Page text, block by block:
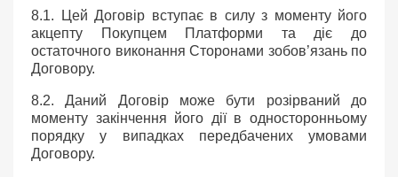
8.1. Цей Договір вступає в силу з моменту його
акцепту Покупцем Платформи та діє до
остаточного виконання Сторонами зобов’язань по
Договору.
8.2. Даний Договір може бути розірваний до
моменту закінчення його дії в односторонньому
порядку у випадках передбачених умовами
Договору.